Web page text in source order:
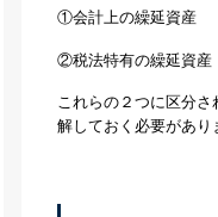
①会計上の繰延資産
②税法特有の繰延資産
これらの２つに区分
解しておく必要があり